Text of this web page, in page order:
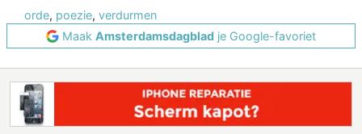
orde, poezie, verdurmen
Maak Amsterdamsdagblad je Google-favoriet